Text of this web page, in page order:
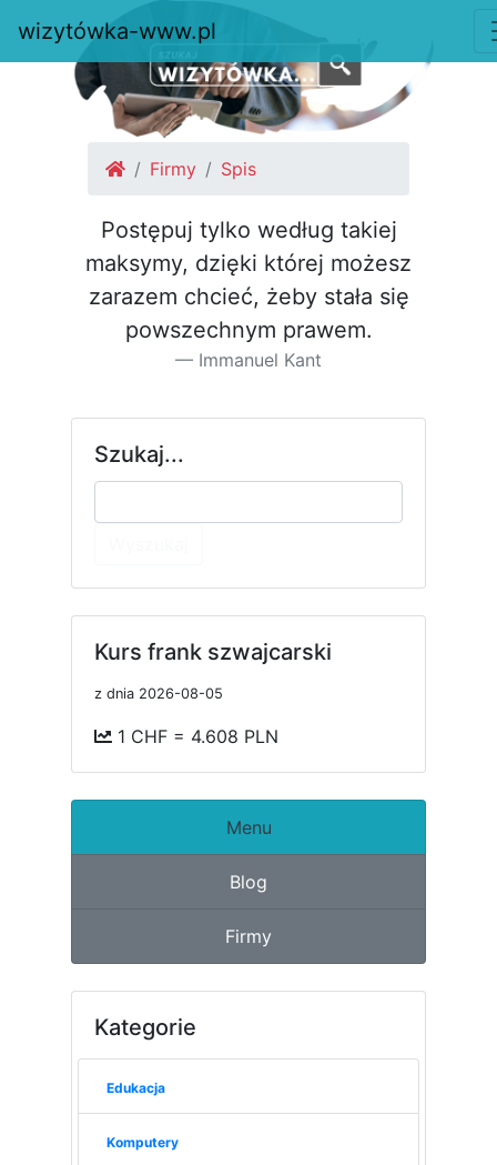
Firmy Spis
Postępuj tylko według takiej
maksymy, dzięki której możesz
za­razem chcieć, żeby stała się
pow­szechnym prawem.
Immanuel Kant
wizytówka-www.pl
Szukaj...
Kurs frank szwajcarski
z dnia 2026-08-05
1 CHF = 4.608 PLN
Menu
Blog
Firmy
Kategorie
Edukacja
Komputery